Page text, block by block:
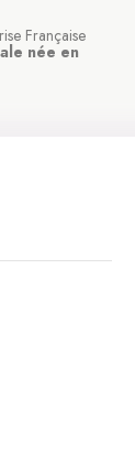
Française
née en